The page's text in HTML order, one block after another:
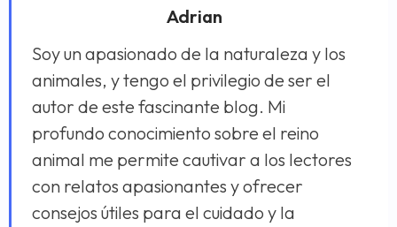
Adrian
Soy un apasionado de la naturaleza y los
animales, y tengo el privilegio de ser el
autor de este fascinante blog. Mi
profundo conocimiento sobre el reino
animal me permite cautivar a los lectores
con relatos apasionantes y ofrecer
consejos útiles para el cuidado y la